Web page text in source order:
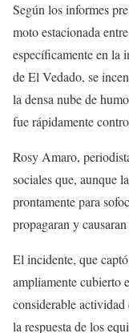
Según los informes
moto estacionada
específicamente en la
de El Vedado, se
la densa nube de
fue rápidamente
Rosy Amaro,
sociales que, aunque
prontamente para
propagaran y
El incidente, que
ampliamente cubierto
considerable
la respuesta de los